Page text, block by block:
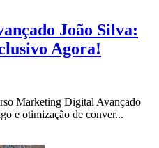
João Silva:
Agora!
Marketing Digital Avançado
e otimização de conver...